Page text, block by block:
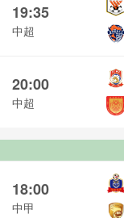
19:35
中超
20:00
中超
18:00
中甲